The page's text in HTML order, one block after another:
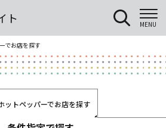
ト MENU
でお店を探す
ットペッパーでお店を探す